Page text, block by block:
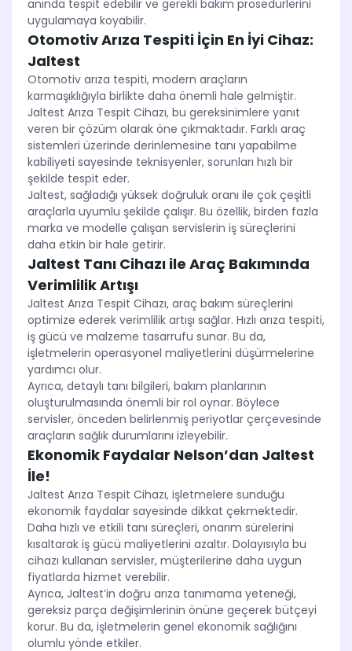
anında tespit edebilir ve gerekli bakım prosedürlerini
uygulamaya koyabilir.
Otomotiv Arıza Tespiti İçin En İyi Cihaz:
Jaltest
Otomotiv arıza tespiti, modern araçların
karmaşıklığıyla birlikte daha önemli hale gelmiştir.
Jaltest Arıza Tespit Cihazı, bu gereksinimlere yanıt
veren bir çözüm olarak öne çıkmaktadır. Farklı araç
sistemleri üzerinde derinlemesine tanı yapabilme
kabiliyeti sayesinde teknisyenler, sorunları hızlı bir
şekilde tespit eder.
Jaltest, sağladığı yüksek doğruluk oranı ile çok çeşitli
araçlarla uyumlu şekilde çalışır. Bu özellik, birden fazla
marka ve modelle çalışan servislerin iş süreçlerini
daha etkin bir hale getirir.
Jaltest Tanı Cihazı ile Araç Bakımında
Verimlilik Artışı
Jaltest Arıza Tespit Cihazı, araç bakım süreçlerini
optimize ederek verimlilik artışı sağlar. Hızlı arıza tespiti,
iş gücü ve malzeme tasarrufu sunar. Bu da,
işletmelerin operasyonel maliyetlerini düşürmelerine
yardımcı olur.
Ayrıca, detaylı tanı bilgileri, bakım planlarının
oluşturulmasında önemli bir rol oynar. Böylece
servisler, önceden belirlenmiş periyotlar çerçevesinde
araçların sağlık durumlarını izleyebilir.
Ekonomik Faydalar Nelson’dan Jaltest
İle!
Jaltest Arıza Tespit Cihazı, işletmelere sunduğu
ekonomik faydalar sayesinde dikkat çekmektedir.
Daha hızlı ve etkili tanı süreçleri, onarım sürelerini
kısaltarak iş gücü maliyetlerini azaltır. Dolayısıyla bu
cihazı kullanan servisler, müşterilerine daha uygun
fiyatlarda hizmet verebilir.
Ayrıca, Jaltest’in doğru arıza tanımama yeteneği,
gereksiz parça değişimlerinin önüne geçerek bütçeyi
korur. Bu da, işletmelerin genel ekonomik sağlığını
olumlu yönde etkiler.